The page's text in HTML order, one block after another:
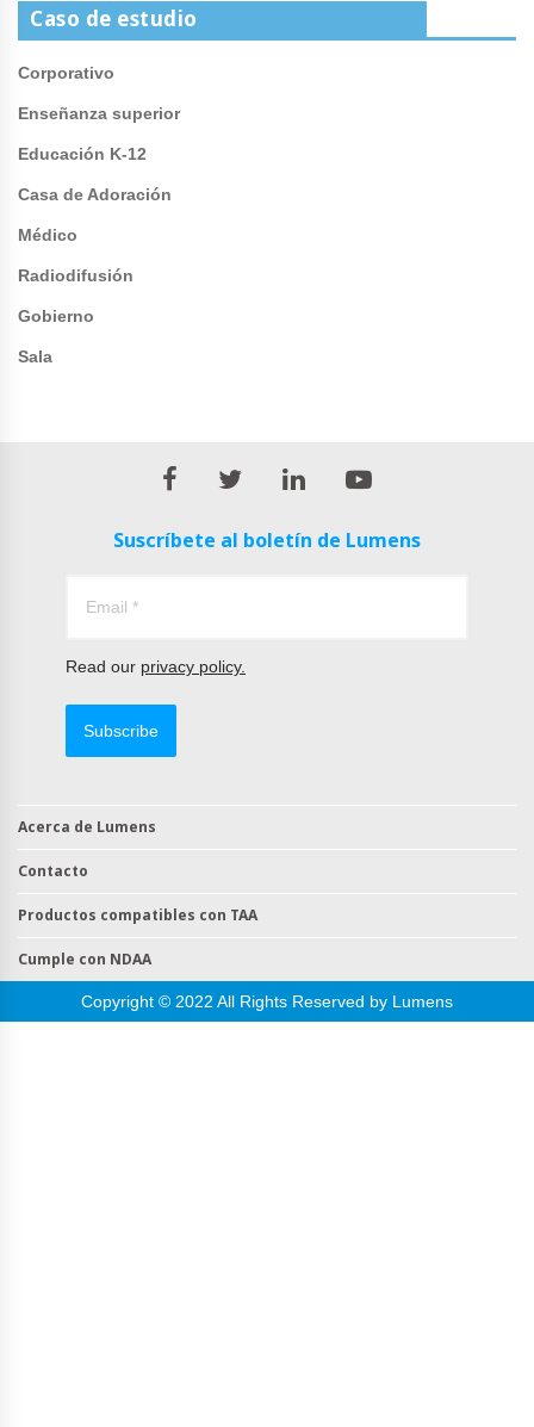
Caso de estudio
Corporativo
Enseñanza superior
Educación K-12
Casa de Adoración
Médico
Radiodifusión
Gobierno
Sala
Suscríbete al boletín de Lumens
Read our privacy policy.
Subscribe
Acerca de Lumens
Contacto
Productos compatibles con TAA
Cumple con NDAA
Copyright © 2022 All Rights Reserved by Lumens